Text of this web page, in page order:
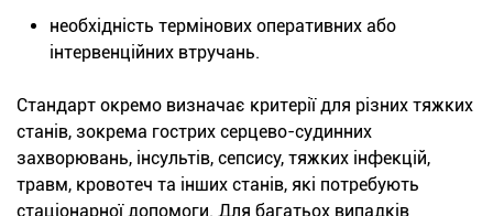
необхідність термінових оперативних або
інтервенційних втручань.
Стандарт окремо визначає критерії для різних тяжких
станів, зокрема гострих серцево-судинних
захворювань, інсультів, сепсису, тяжких інфекцій,
травм, кровотеч та інших станів, які потребують
стаціонарної допомоги. Для багатьох випадків